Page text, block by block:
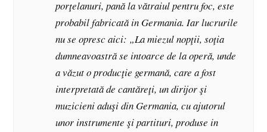
porţelanuri, pană la vătraiul pentru foc, este
probabil fabricată in Germania. Iar lucrurile
nu se opresc aici: „La miezul nopţii, soţia
dumneavoastră se intoarce de la operă, unde
a văzut o producţie germană, care a fost
interpretată de cantăreţi, un dirijor şi
muzicieni aduşi din Germania, cu ajutorul
unor instrumente şi partituri, produse in